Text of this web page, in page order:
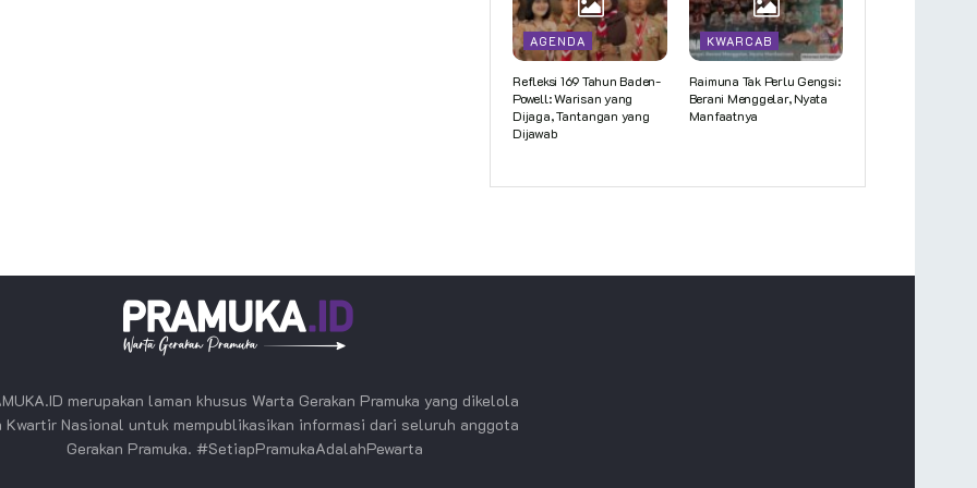
AGENDA
Refleksi 169 Tahun Baden-
Powell: Warisan yang
Dijaga, Tantangan yang
Dijawab
KWARCAB
Raimuna Tak Perlu Gengsi:
Berani Menggelar, Nyata
Manfaatnya
merupakan laman khusus Warta Gerakan Pramuka yang dikelola
Kwartir Nasional untuk mempublikasikan informasi dari seluruh anggota
Gerakan Pramuka. #SetiapPramukaAdalahPewarta